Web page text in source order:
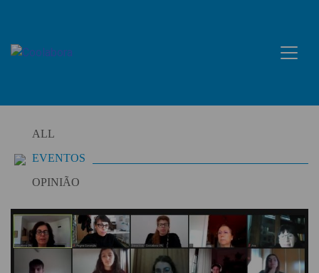
content
ALL
EVENTOS
OPINIÃO